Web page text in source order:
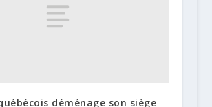
déménage son siège